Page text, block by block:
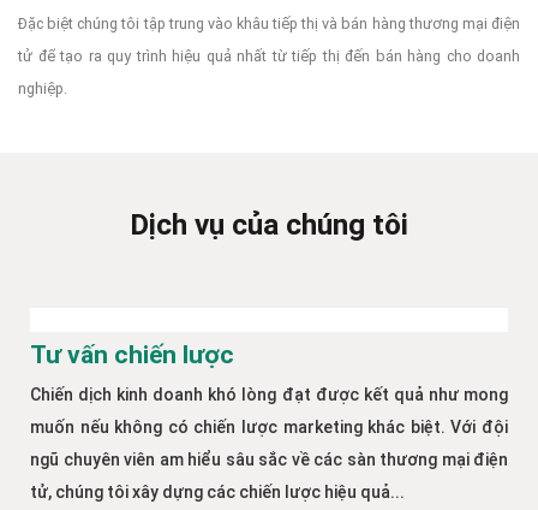
Đặc biệt chúng tôi tập trung vào khâu tiếp thị và bán hàng thương mại điện
tử để tạo ra quy trình hiệu quả nhất từ tiếp thị đến bán hàng cho doanh
nghiệp.
Dịch vụ của chúng tôi
Tư vấn chiến lược
Chiến dịch kinh doanh khó lòng đạt được kết quả như mong
muốn nếu không có chiến lược marketing khác biệt. Với đội
ngũ chuyên viên am hiểu sâu sắc về các sàn thương mại điện
tử, chúng tôi xây dựng các chiến lược hiệu quả...